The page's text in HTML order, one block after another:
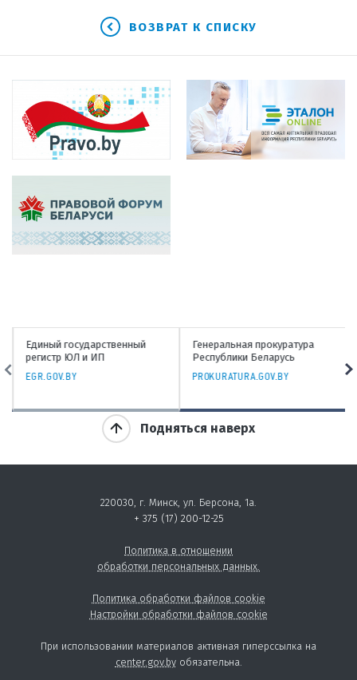
ВОЗВРАТ К СПИСКУ
Единый государственный
регистр ЮЛ и ИП
EGR.GOV.BY
Генеральная прокуратура
Республики Беларусь
PROKURATURA.GOV.BY
Подняться наверх
220030, г. Минск, ул. Берсона, 1а.
+ 375 (17) 200-12-25
Политика в отношении
обработки персональных данных.
Политика обработки файлов cookie
Настройки обработки файлов cookie
При использовании материалов активная гиперссылка на
center.gov.byобязательна.